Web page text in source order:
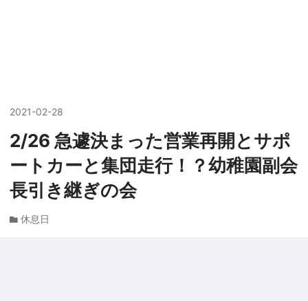
2021-02-28
2/26 急遽決まった営業再開とサポ
ートカーと集団走行！？幼稚園副会
長引き継ぎの会
休息日